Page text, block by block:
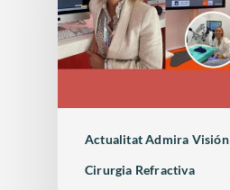
Actualitat Admira Visión
Cirurgia Refractiva